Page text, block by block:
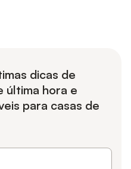
dicas de
última hora e
para casas de